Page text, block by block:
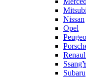
Nissan
Opel
Subaru